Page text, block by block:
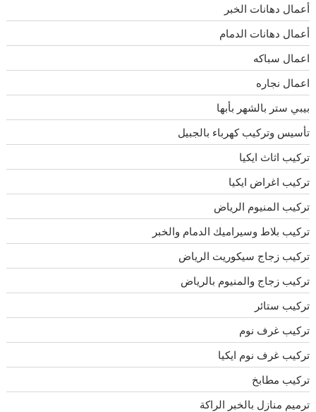
أعمال دهانات الخبر
أعمال دهانات الدمام
اعمال سباكه
اعمال نجاره
بيبي ستر بالشهر بأبها
تأسيس وتركيب كهرباء بالجبيل
تركيب اثاث ايكيا
تركيب اغراض ايكيا
تركيب المنيوم الرياض
تركيب بلاط وسيراميك الدمام والخبر
تركيب زجاج سيكوريت الرياض
تركيب زجاج والمنيوم بالرياض
تركيب ستائر
تركيب غرف نوم
تركيب غرف نوم ايكيا
تركيب مطابخ
ترميم منازل بالخبر الراكة